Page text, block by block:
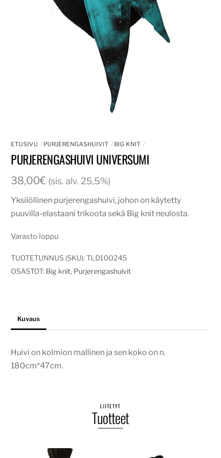
ETUSIVU PURJERENGASHUIVIT BIG KNIT
PURJERENGASHUIVI UNIVERSUMI
38,00€ (sis. alv. 25,5%)
Yksilöllinen purjerengashuivi, johon on käytetty
puuvilla-elastaani trikoota sekä Big knit neulosta.
Varasto loppu
TUOTETUNNUS (SKU):TLD100245
OSASTOT: Big knit, Purjerengashuivit
Kuvaus
Huivi on kolmion mallinen ja sen koko on n.
180cm*47cm.
LIITETYT
Tuotteet